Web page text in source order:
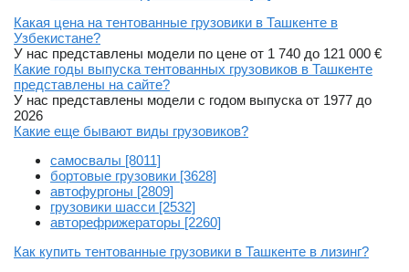
Какая цена на тентованные грузовики в Ташкенте в
Узбекистане?
У нас представлены модели по цене от 1 740 до 121 000 €
Какие годы выпуска тентованных грузовиков в Ташкенте
представлены на сайте?
У нас представлены модели с годом выпуска от 1977 до
2026
Какие еще бывают виды грузовиков?
самосвалы [8011]
бортовые грузовики [3628]
автофургоны [2809]
грузовики шасси [2532]
авторефрижераторы [2260]
Как купить тентованные грузовики в Ташкенте в лизинг?